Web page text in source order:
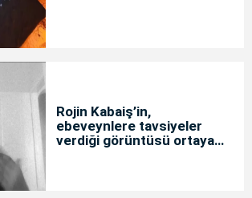
Rojin Kabaiş’in,
ebeveynlere tavsiyeler
verdiği görüntüsü ortaya